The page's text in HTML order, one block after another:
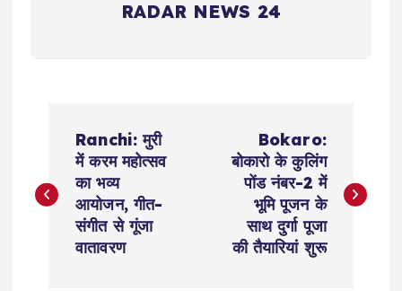
RADAR NEWS 24
s
Ranchi: मुरी
में करम महोत्सव
का भव्य
आयोजन, गीत-
संगीत से गूंजा
वातावरण
Bokaro:
बोकारो के कुलिंग
पोंड नंबर-2 में
भूमि पूजन के
साथ दुर्गा पूजा
की तैयारियां शुरू